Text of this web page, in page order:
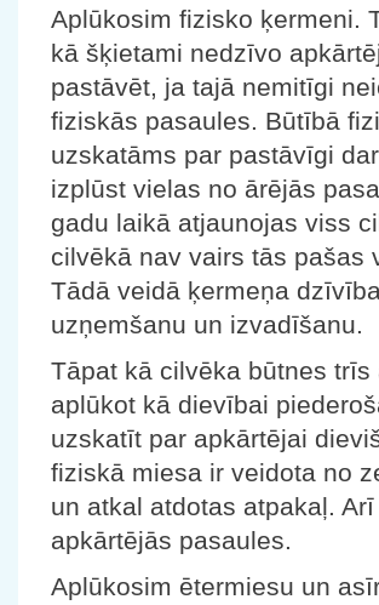
Aplūkosim fizisko ķermeni.
kā šķietami nedzīvo
pastāvēt, ja tajā nemitīgi
fiziskās pasaules. Būtībā
uzskatāms par pastāvīgi
izplūst vielas no ārējās
gadu laikā atjaunojas viss
cilvēkā nav vairs tās pašas
Tādā veidā ķermeņa
uzņemšanu un izvadīšanu.
Tāpat kā cilvēka būtnes
aplūkot kā dievībai
uzskatīt par apkārtējai
fiziskā miesa ir veidota no
un atkal atdotas atpakaļ.
apkārtējās pasaules.
Aplūkosim ētermiesu un